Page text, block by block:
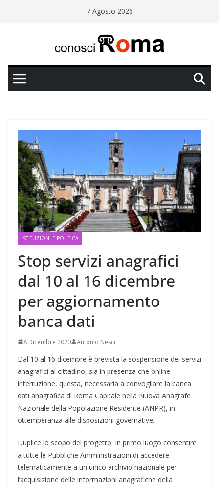
7 Agosto 2026
ISTITUZIONI E POLITICA
Stop servizi anagrafici
dal 10 al 16 dicembre
per aggiornamento
banca dati
8 Dicembre 2020 Antonio Nesci
Dal 10 al 16 dicembre è prevista la sospensione dei servizi
anagrafici al cittadino, sia in presenza che online:
interruzione, questa, necessaria a convogliare la banca
dati anagrafica di Roma Capitale nella Nuova Anagrafe
Nazionale della Popolazione Residente (ANPR), in
ottemperanza alle disposizioni governative.
Duplice lo scopo del progetto. In primo luogo consentire
a tutte le Pubbliche Amministrazioni di accedere
telematicamente a un unico archivio nazionale per
l’acquisizione delle informazioni anagrafiche della